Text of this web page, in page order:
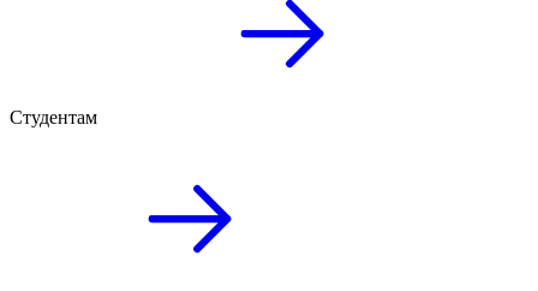
Студентам